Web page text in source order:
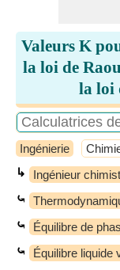
Valeurs K
la loi de
la loi
Ingénierie
↳ Ingénieur
⤿
⤿ Équilibre de
⤿ Équilibre liquide